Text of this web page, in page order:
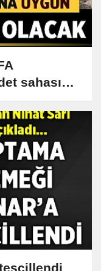
sahası